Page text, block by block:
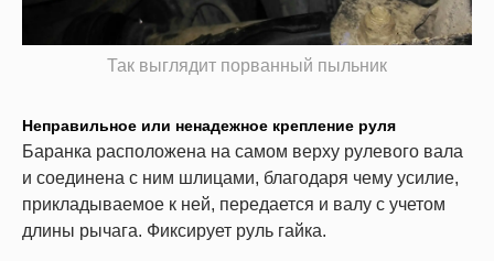
Так выглядит порванный пыльник
Неправильное или ненадежное крепление руля
Баранка расположена на самом верху рулевого вала
и соединена с ним шлицами, благодаря чему усилие,
прикладываемое к ней, передается и валу с учетом
длины рычага. Фиксирует руль гайка.